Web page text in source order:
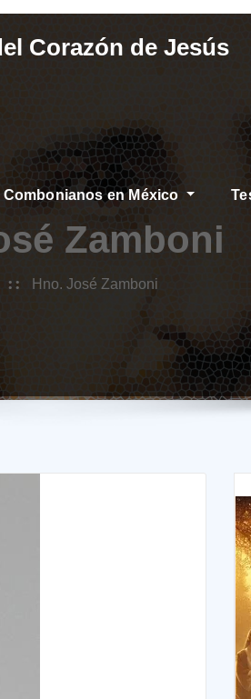
Corazón de Jesús
Combonianos en México
Zamboni
Hno. José Zamboni